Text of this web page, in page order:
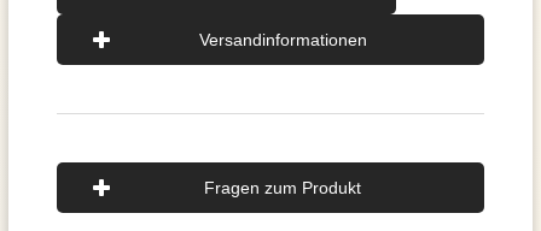
Versandinformationen
Fragen zum Produkt